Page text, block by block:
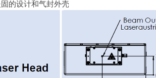
的设计和气封外壳